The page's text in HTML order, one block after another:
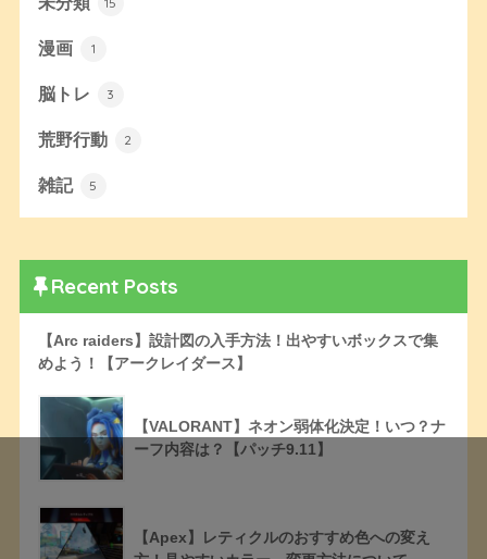
漫画 1
脳トレ 3
荒野行動 2
雑記 5
Recent Posts
【Arc raiders】設計図の入手方法！出やすいボックスで集
めよう！【アークレイダース】
【VALORANT】ネオン弱体化決定！いつ？ナ
ーフ内容は？【パッチ9.11】
【Apex】レティクルのおすすめ色への変え